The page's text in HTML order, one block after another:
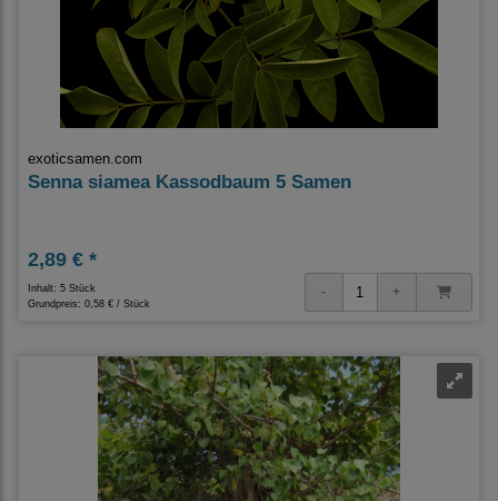
exoticsamen.com
Senna siamea Kassodbaum 5 Samen
2,89 € *
Inhalt: 5 Stück
Grundpreis: 0,58 € / Stück